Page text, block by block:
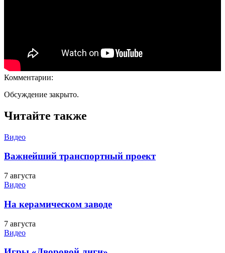
Комментарии:
Обсуждение закрыто.
Читайте также
Видео
Важнейший транспортный проект
7 августа
Видео
На керамическом заводе
7 августа
Видео